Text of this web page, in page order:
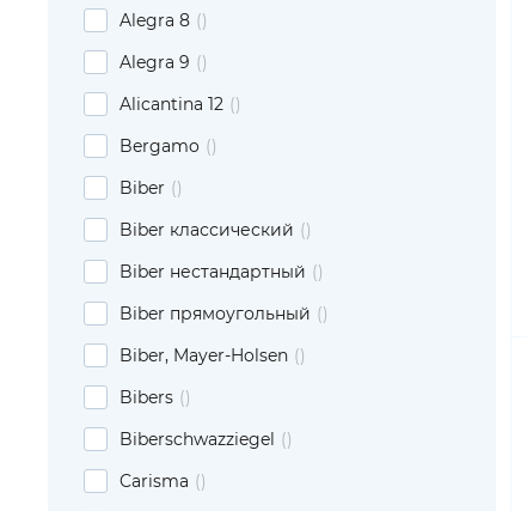
Alegra 8
Alegra 9
Alicantina 12
Bergamo
Biber
Biber классический
Biber нестандартный
Biber прямоугольный
Biber, Mayer-Holsen
Bibers
Biberschwazziegel
Carisma